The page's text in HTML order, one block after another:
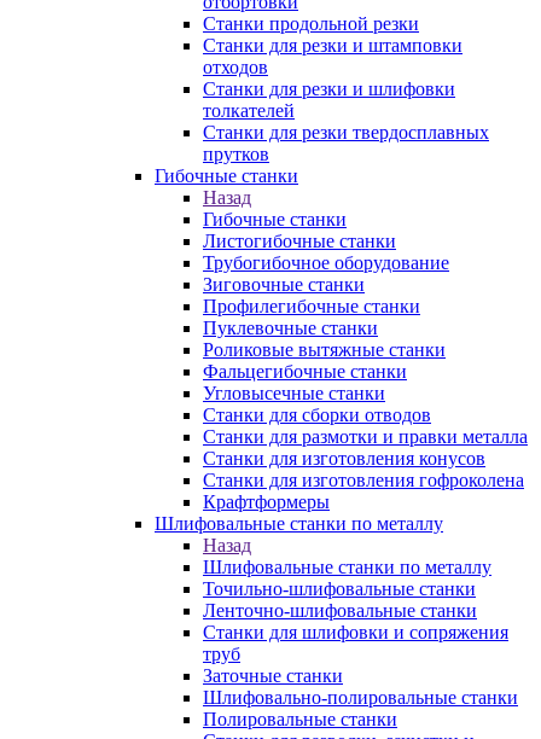
Станки продольной резки
Станки для резки и штамповки
отходов
Станки для резки и шлифовки
толкателей
Станки для резки твердосплавных
прутков
Гибочные станки
Назад
Гибочные станки
Листогибочные станки
Трубогибочное оборудование
Зиговочные станки
Профилегибочные станки
Пуклевочные станки
Роликовые вытяжные станки
Фальцегибочные станки
Угловысечные станки
Станки для сборки отводов
Станки для размотки и правки металла
Станки для изготовления конусов
Станки для изготовления гофроколена
Крафтформеры
Шлифовальные станки по металлу
Назад
Шлифовальные станки по металлу
Точильно-шлифовальные станки
Ленточно-шлифовальные станки
Станки для шлифовки и сопряжения
труб
Заточные станки
Шлифовально-полировальные станки
Полировальные станки